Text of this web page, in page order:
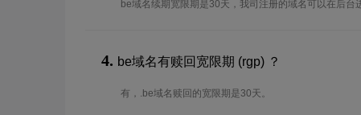
be域名续期宽限期是30天，我司注册的域名可以在后台
4. be域名有赎回宽限期 (rgp) ？
有，.be域名赎回的宽限期是30天。